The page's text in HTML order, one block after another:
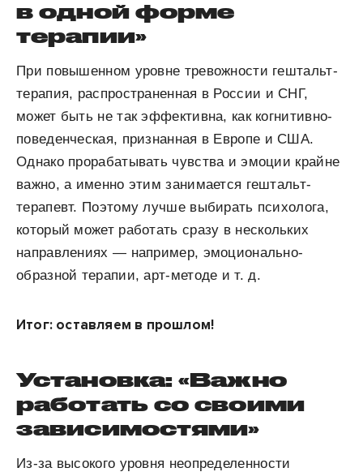
в одной форме
терапии»
При повышенном уровне тревожности гештальт-
терапия, распространенная в России и СНГ,
может быть не так эффективна, как когнитивно-
поведенческая, признанная в Европе и США.
Однако прорабатывать чувства и эмоции крайне
важно, а именно этим занимается гештальт-
терапевт. Поэтому лучше выбирать психолога,
который может работать сразу в нескольких
направлениях — например, эмоционально-
образной терапии, арт-методе и т. д.
Итог: оставляем в прошлом!
Установка: «Важно
работать со своими
зависимостями»
Из-за высокого уровня неопределенности